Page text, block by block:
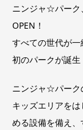
ニンジャ☆パーク
OPEN！
すべての世代が
初のパークが誕生
ニンジャ☆パーク
キッズエリアを
める設備を備え